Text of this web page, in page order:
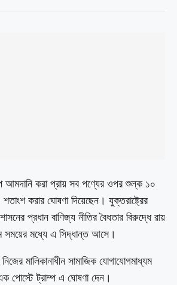
আমদানি করা প্রায় সব পণ্যের ওপর শুল্ক ১০
করার ঘোষণা দিয়েছেন। যুক্তরাষ্ট্রের
প্রধান বাণিজ্য নীতির বৈধতার বিরুদ্ধে রায়
সময়ের মধ্যে এ সিদ্ধান্ত আসে।
মালিকানাধীন সামাজিক যোগাযোগমাধ্যম
পোস্টে ট্রাম্প এ ঘোষণা দেন।